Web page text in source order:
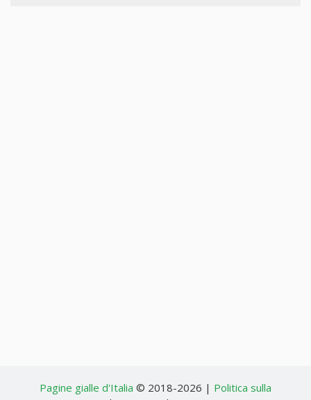
Pagine gialle d'Italia © 2018-2026 | Politica sulla